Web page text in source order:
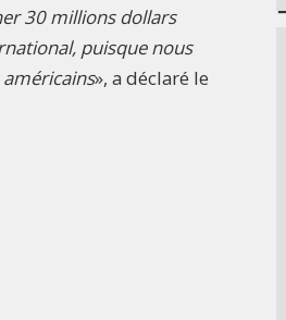
30 millions dollars
puisque nous
», a déclaré le